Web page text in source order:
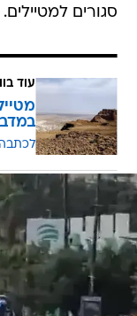
סגורים למטיילים.
עוד